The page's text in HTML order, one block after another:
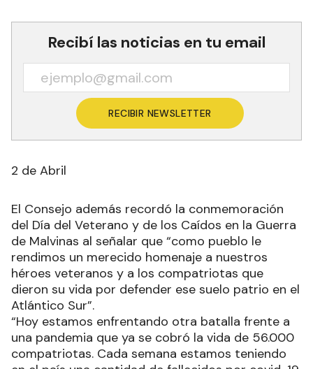
Recibí las noticias en tu email
RECIBIR NEWSLETTER
2 de Abril
El Consejo además recordó la conmemoración
del Día del Veterano y de los Caídos en la Guerra
de Malvinas al señalar que “como pueblo le
rendimos un merecido homenaje a nuestros
héroes veteranos y a los compatriotas que
dieron su vida por defender ese suelo patrio en el
Atlántico Sur”.
“Hoy estamos enfrentando otra batalla frente a
una pandemia que ya se cobró la vida de 56.000
compatriotas. Cada semana estamos teniendo